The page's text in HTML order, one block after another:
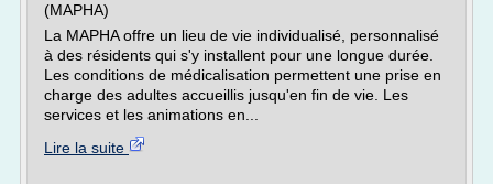
(MAPHA)
La MAPHA offre un lieu de vie individualisé, personnalisé
à des résidents qui s'y installent pour une longue durée.
Les conditions de médicalisation permettent une prise en
charge des adultes accueillis jusqu'en fin de vie. Les
services et les animations en...
Lire la suite